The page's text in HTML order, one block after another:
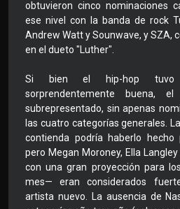
obtuvieron cinco nominaciones
ese nivel con la banda de rock
Andrew Watt y Sounwave, y SZA,
​​en el dueto "Luther".
Si bien el hip-hop tuvo
sorprendentemente buena,
subrepresentado, sin apenas
las cuatro categorías generales.
contienda podría haberlo hecho
pero Megan Moroney, Ella
con una gran proyección para
mes— eran considerados
artista nuevo. La ausencia de